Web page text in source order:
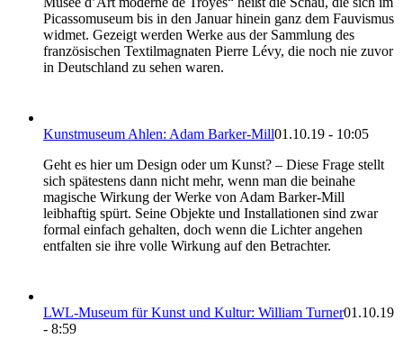
Picassomuseum bis in den Januar hinein ganz dem Fauvismus
widmet. Gezeigt werden Werke aus der Sammlung des
französischen Textilmagnaten Pierre Lévy, die noch nie zuvor
in Deutschland zu sehen waren.
Kunstmuseum Ahlen: Adam Barker-Mill01.10.19 - 10:05
Geht es hier um Design oder um Kunst? – Diese Frage stellt
sich spätestens dann nicht mehr, wenn man die beinahe
magische Wirkung der Werke von Adam Barker-Mill
leibhaftig spürt. Seine Objekte und Installationen sind zwar
formal einfach gehalten, doch wenn die Lichter angehen
entfalten sie ihre volle Wirkung auf den Betrachter.
LWL-Museum für Kunst und Kultur: William Turner01.10.19
- 8:59